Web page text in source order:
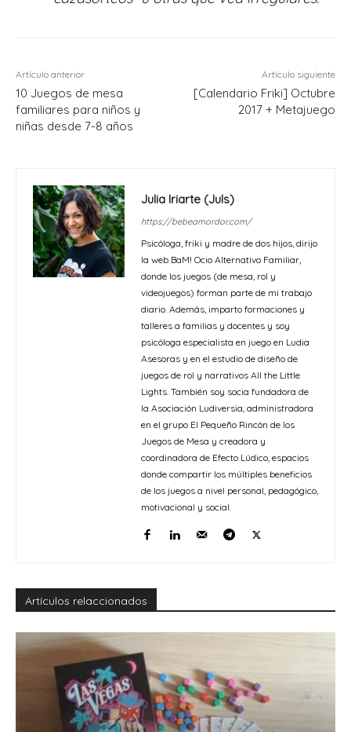
Artículo anterior
10 Juegos de mesa
familiares para niños y
niñas desde 7-8 años
Artículo siguiente
[Calendario Friki] Octubre
2017 + Metajuego
Julia Iriarte (Juls)
https://bebeamordor.com/
Psicóloga, friki y madre de dos hijos, dirijo
la web BaM! Ocio Alternativo Familiar,
donde los juegos (de mesa, rol y
videojuegos) forman parte de mi trabajo
diario. Además, imparto formaciones y
talleres a familias y docentes y soy
psicóloga especialista en juego en Ludia
Asesoras y en el estudio de diseño de
juegos de rol y narrativos All the Little
Lights. También soy socia fundadora de
la Asociación Ludiversia, administradora
en el grupo El Pequeño Rincón de los
Juegos de Mesa y creadora y
coordinadora de Efecto Lúdico, espacios
donde compartir los múltiples beneficios
de los juegos a nivel personal, pedagógico,
motivacional y social.
Artículos relaccionados